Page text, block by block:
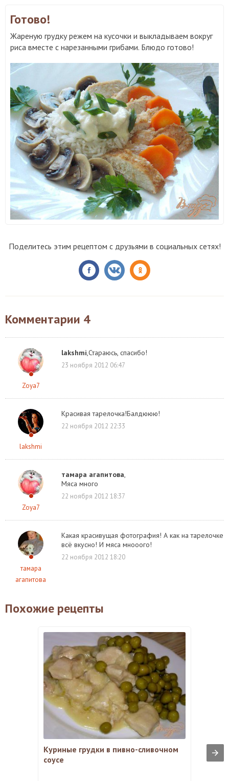
Готово!
Жареную грудку режем на кусочки и выкладываем вокруг
риса вместе с нарезанными грибами. Блюдо готово!
Поделитесь этим рецептом с друзьями в социальных сетях!
Комментарии 4
Zoya7
lakshmi,Стараюсь, спасибо!
23 ноября 2012 06:47
lakshmi
Красивая тарелочка!Балдююю!
22 ноября 2012 22:33
Zoya7
тамара агапитова,
Мяса много
22 ноября 2012 18:37
тамара
агапитова
Какая красивущая фотография! А как на тарелочке
всё вкусно! И мяса мнооого!
22 ноября 2012 18:20
Похожие рецепты
Куриные грудки в пивно-сливочном
соусе